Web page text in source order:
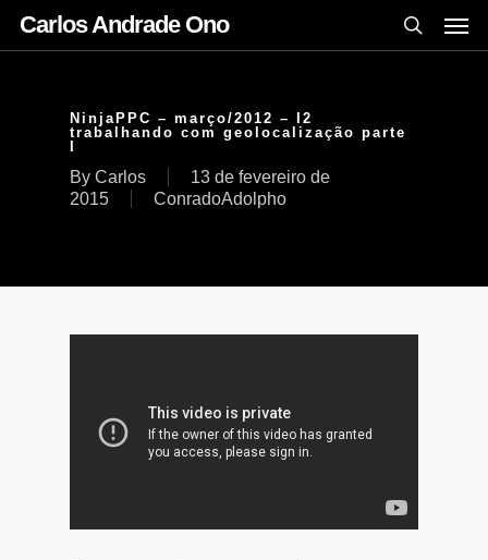
Carlos Andrade Ono
NinjaPPC – março/2012 – I2
trabalhando com geolocalização parte
By Carlos
13 de fevereiro de
2015
ConradoAdolpho